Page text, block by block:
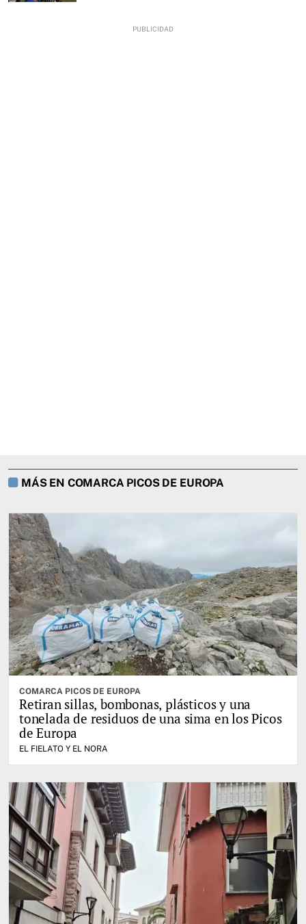
MÁS EN COMARCA PICOS DE EUROPA
COMARCA PICOS DE EUROPA
Retiran sillas, bombonas, plásticos y una
tonelada de residuos de una sima en los Picos
de Europa
EL FIELATO Y EL NORA